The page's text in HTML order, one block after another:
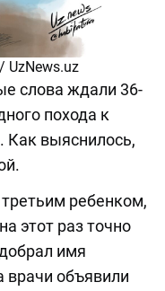
UzNews.uz
слова ждали 36-
похода к
Как выяснилось,
ребенком,
этот раз точно
имя
врачи объявили